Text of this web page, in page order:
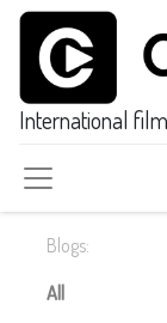
International
Blogs:
All